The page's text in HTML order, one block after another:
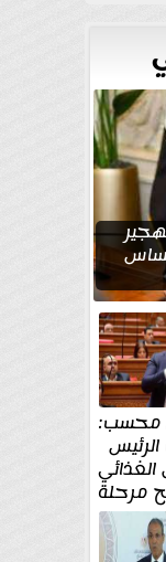
محسب:
الغذائي
مرحلة